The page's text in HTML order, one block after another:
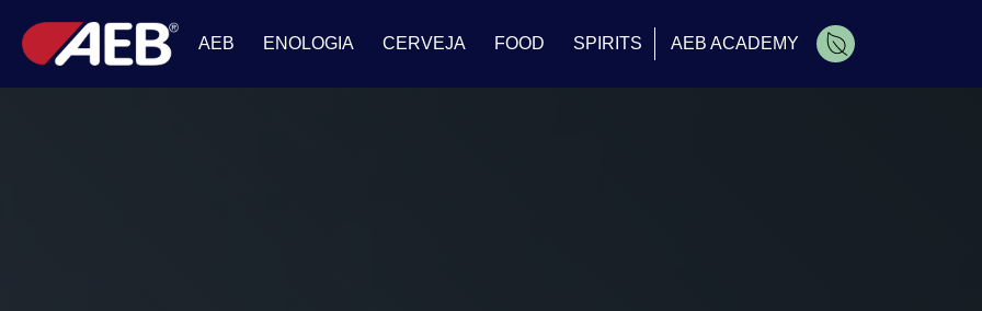
AEB ENOLOGIA CERVEJA FOOD SPIRITS AEB ACADEMY